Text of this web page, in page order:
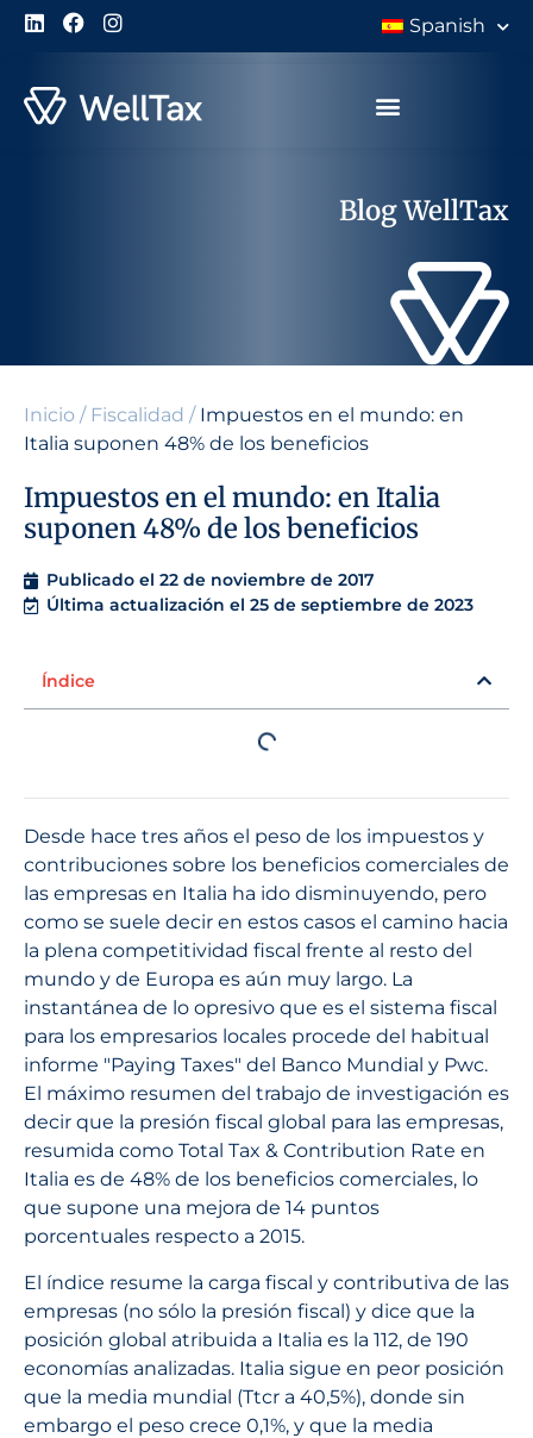
Spanish
Blog WellTax
Inicio / Fiscalidad / Impuestos en el mundo: en
Italia suponen 48% de los beneficios
Impuestos en el mundo: en Italia
suponen 48% de los beneficios
Publicado el 22 de noviembre de 2017
Última actualización el 25 de septiembre de 2023
Índice
Desde hace tres años el peso de los impuestos y
contribuciones sobre los beneficios comerciales de
las empresas en Italia ha ido disminuyendo, pero
como se suele decir en estos casos el camino hacia
la plena competitividad fiscal frente al resto del
mundo y de Europa es aún muy largo. La
instantánea de lo opresivo que es el sistema fiscal
para los empresarios locales procede del habitual
informe "Paying Taxes" del Banco Mundial y Pwc.
El máximo resumen del trabajo de investigación es
decir que la presión fiscal global para las empresas,
resumida como Total Tax & Contribution Rate en
Italia es de 48% de los beneficios comerciales, lo
que supone una mejora de 14 puntos
porcentuales respecto a 2015.
El índice resume la carga fiscal y contributiva de las
empresas (no sólo la presión fiscal) y dice que la
posición global atribuida a Italia es la 112, de 190
economías analizadas. Italia sigue en peor posición
que la media mundial (Ttcr a 40,5%), donde sin
embargo el peso crece 0,1%, y que la media